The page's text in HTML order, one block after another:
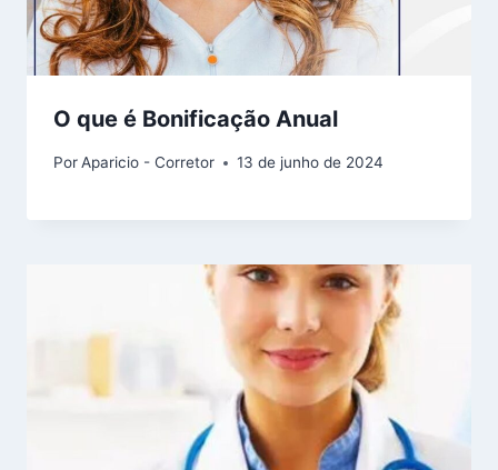
O que é Bonificação Anual
PorAparicio - Corretor 13 de junho de 2024